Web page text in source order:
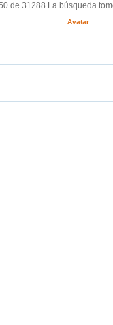
de 31288 La búsqueda
Avatar